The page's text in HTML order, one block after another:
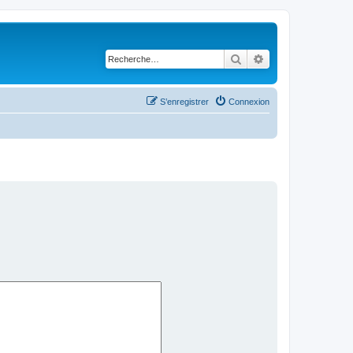
Rechercher
Connexion
S’enregistrer